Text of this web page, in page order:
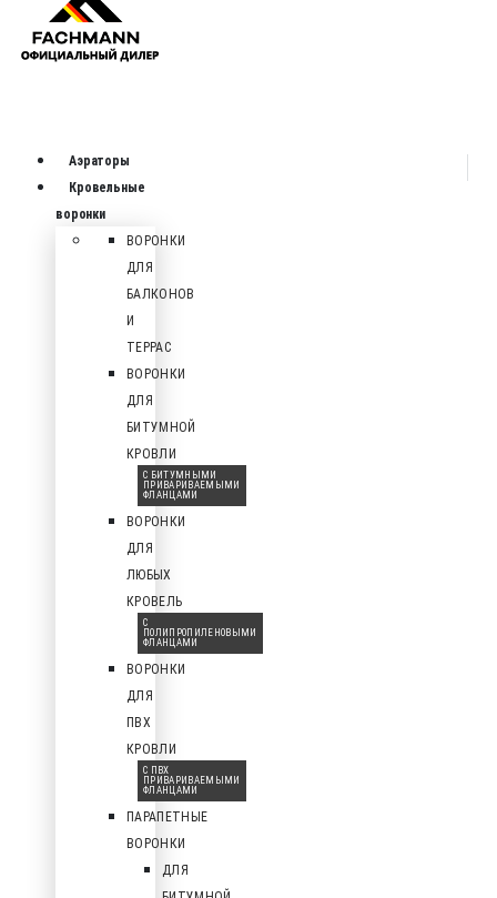
Аэраторы
Кровельные
воронки
ВОРОНКИ
ДЛЯ
БАЛКОНОВ
И
ТЕРРАС
ВОРОНКИ
ДЛЯ
БИТУМНОЙ
КРОВЛИ
С БИТУМНЫМИ
ПРИВАРИВАЕМЫМИ
ФЛАНЦАМИ
ВОРОНКИ
ДЛЯ
ЛЮБЫХ
КРОВЕЛЬ
С
ПОЛИПРОПИЛЕНОВЫМИ
ФЛАНЦАМИ
ВОРОНКИ
ДЛЯ
ПВХ
КРОВЛИ
С ПВХ
ПРИВАРИВАЕМЫМИ
ФЛАНЦАМИ
ПАРАПЕТНЫЕ
ВОРОНКИ
ДЛЯ